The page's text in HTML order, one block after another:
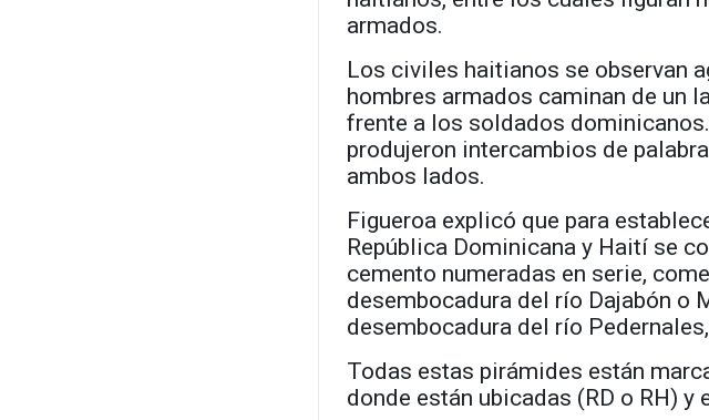
armados.
Los civiles haitianos se observan
hombres armados caminan de un
frente a los soldados
produjeron intercambios de
ambos lados.
Figueroa explicó que para
República Dominicana y Haití se
cemento numeradas en serie,
desembocadura del río Dajabón o
desembocadura del río
Todas estas pirámides están
donde están ubicadas (RD o RH) y